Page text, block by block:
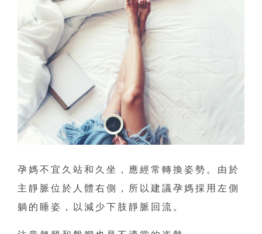
孕媽不宜久站和久坐，應經常轉換姿勢。由於
主靜脈位於人體右側，所以建議孕媽採用左側
躺的睡姿，以減少下肢靜脈回流。